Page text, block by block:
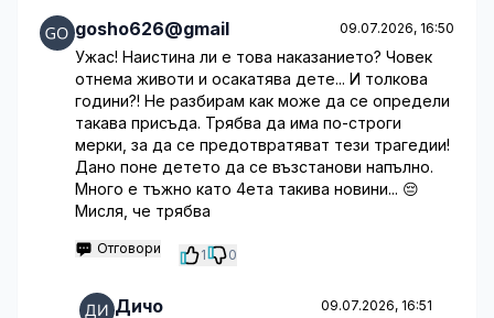
gosho626@gmail 09.07.2026, 16:50
Ужас! Наистина ли е това наказанието? Човек
отнема животи и осакатява дете... И толкова
години?! Не разбирам как може да се определи
такава присъда. Трябва да има по-строги
мерки, за да се предотвратяват тези трагедии!
Дано поне детето да се възстанови напълно.
Много е тъжно като 4ета такива новини... 😔
Мисля, че трябва
Отговори 1 0
Дичо 09.07.2026, 16:51